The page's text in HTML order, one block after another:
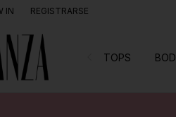
IN REGISTRARSE
TOPS